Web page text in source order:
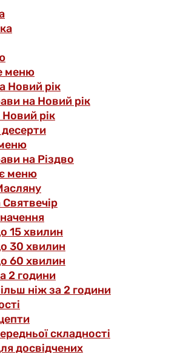
меню
Новий рік
на Новий рік
рік
десерти
на Різдво
меню
15 хвилин
30 хвилин
60 хвилин
2 години
ніж за 2 години
складності
досвідчених